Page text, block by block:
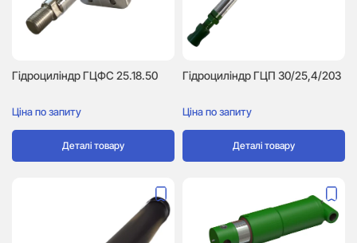
Гідроциліндр ГЦФС 25.18.50
Ціна по запиту
Деталі товару
Гідроциліндр ГЦП 30/25,4/203
Ціна по запиту
Деталі товару